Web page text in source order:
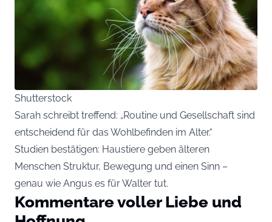
Shutterstock
Sarah schreibt treffend: „Routine und Gesellschaft sind
entscheidend für das Wohlbefinden im Alter.“
Studien bestätigen: Haustiere geben älteren
Menschen Struktur, Bewegung und einen Sinn –
genau wie Angus es für Walter tut.
Kommentare voller Liebe und